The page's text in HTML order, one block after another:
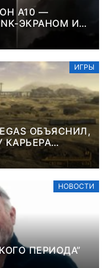
A10 —
ЭКРАНОМ И
ЦВЕТНОГО
ИГРЫ
ОБЪЯСНИЛ,
КАРЬЕРА
НОВОСТИ
ПЕРИОДА”